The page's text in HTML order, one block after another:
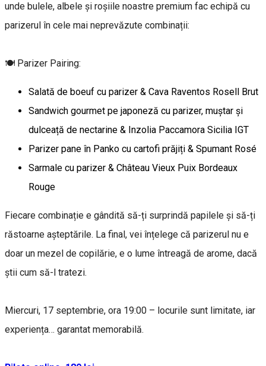
unde bulele, albele și roșiile noastre premium fac echipă cu
parizerul în cele mai neprevăzute combinații:
🍽 Parizer Pairing:
Salată de boeuf cu parizer & Cava Raventos Rosell Brut
Sandwich gourmet pe japoneză cu parizer, muștar și
dulceață de nectarine & Inzolia Paccamora Sicilia IGT
Parizer pane în Panko cu cartofi prăjiți & Spumant Rosé
Sarmale cu parizer & Château Vieux Puix Bordeaux
Rouge
Fiecare combinație e gândită să-ți surprindă papilele și să-ți
răstoarne așteptările. La final, vei înțelege că parizerul nu e
doar un mezel de copilărie, e o lume întreagă de arome, dacă
știi cum să-l tratezi.
Miercuri, 17 septembrie, ora 19:00 – locurile sunt limitate, iar
experiența… garantat memorabilă.